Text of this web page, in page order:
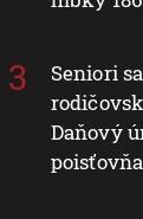
Seniori
Daňový